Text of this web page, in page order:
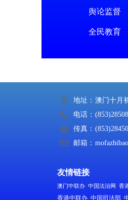
舆论监督
全民教育
地址： 澳门十月
电话：
传真：
邮箱：
友情链接
澳门中联办 中国法治网 香
香港中联办 中国司法部